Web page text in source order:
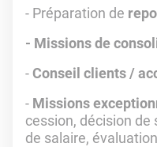
- Préparation de
- Missions de
-Conseil clients /
- Missions
cession, décision
de salaire,